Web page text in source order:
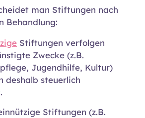
man Stiftungen nach
Behandlung:
Stiftungen verfolgen
Zwecke (z.B.
Jugendhilfe, Kultur)
deshalb steuerlich
Stiftungen (z.B.